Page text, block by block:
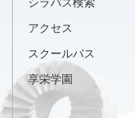
アクセス
スクールバス
享栄学園